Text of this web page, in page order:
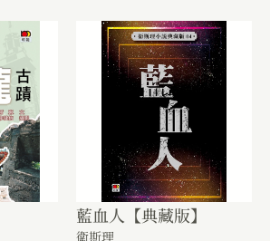
藍血人【典藏版】
衛斯理